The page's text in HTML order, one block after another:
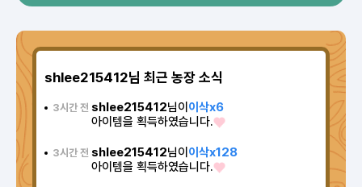
shlee215412님 최근 농장 소식
3시간 전 shlee215412님이 이삭x6
아이템을 획득하였습니다.
3시간 전 shlee215412님이 이삭x128
아이템을 획득하였습니다.